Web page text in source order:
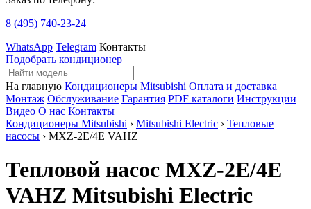
8 (495) 740-23-24
WhatsApp Telegram Контакты
Подобрать кондиционер
На главную Кондиционеры Mitsubishi Оплата и доставка
Монтаж Обслуживание Гарантия PDF каталоги Инструкции
Видео О нас Контакты
Кондиционеры Mitsubishi › Mitsubishi Electric › Тепловые
насосы › MXZ-2E/4E VAHZ
Тепловой насос MXZ-2E/4E
VAHZ Mitsubishi Electric